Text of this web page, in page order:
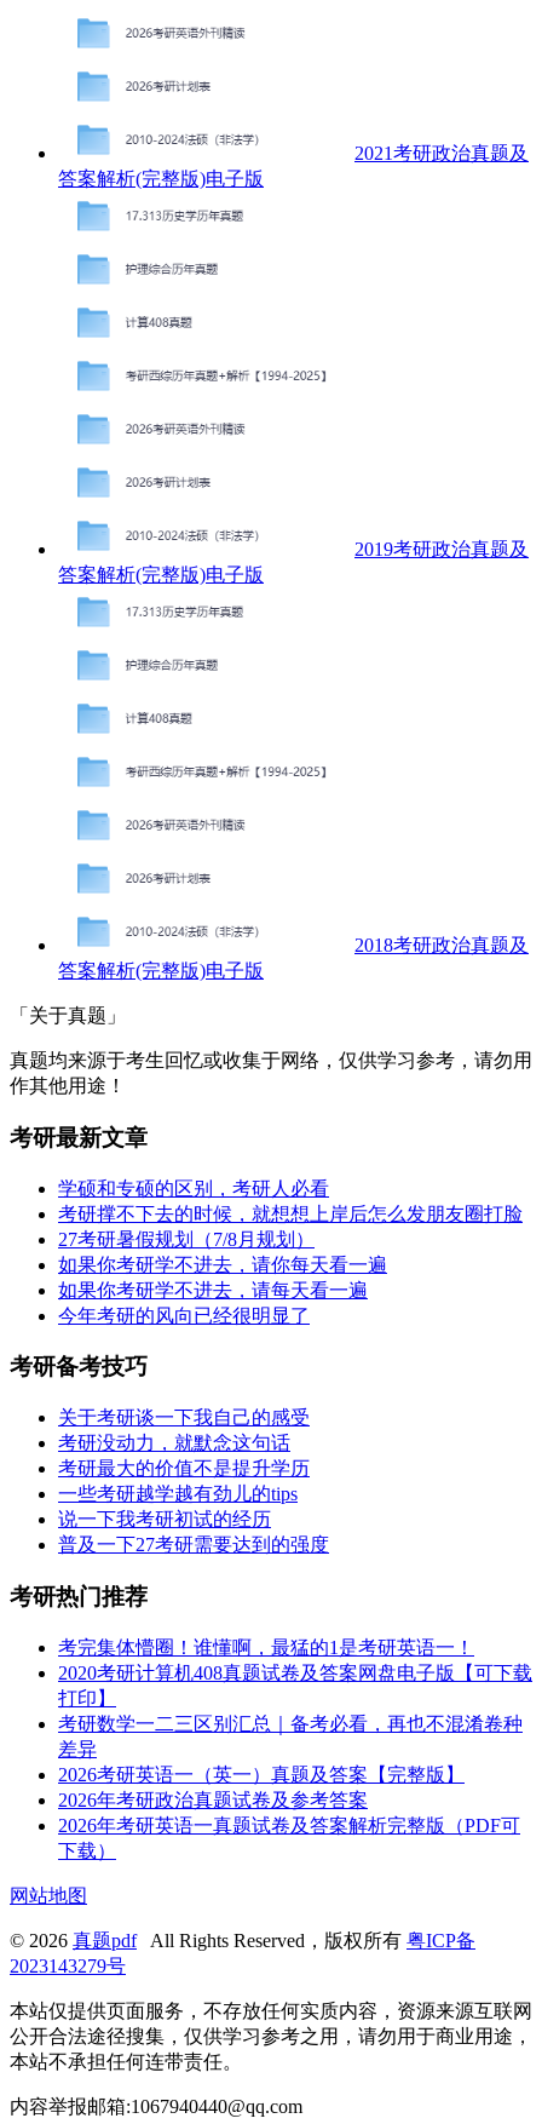
2021考研政治真题及
答案解析(完整版)电子版
2019考研政治真题及
答案解析(完整版)电子版
2018考研政治真题及
答案解析(完整版)电子版
「关于真题」
真题均来源于考生回忆或收集于网络，仅供学习参考，请勿用
作其他用途！
考研最新文章
学硕和专硕的区别，考研人必看
考研撑不下去的时候，就想想上岸后怎么发朋友圈打脸
27考研暑假规划（7/8月规划）
如果你考研学不进去，请你每天看一遍
如果你考研学不进去，请每天看一遍
今年考研的风向已经很明显了
考研备考技巧
关于考研谈一下我自己的感受
考研没动力，就默念这句话
考研最大的价值不是提升学历
一些考研越学越有劲儿的tips
说一下我考研初试的经历
普及一下27考研需要达到的强度
考研热门推荐
考完集体懵圈！谁懂啊，最猛的1是考研英语一！
2020考研计算机408真题试卷及答案网盘电子版【可下载
打印】
考研数学一二三区别汇总｜备考必看，再也不混淆卷种
差异
2026考研英语一（英一）真题及答案【完整版】
2026年考研政治真题试卷及参考答案
2026年考研英语一真题试卷及答案解析完整版（PDF可
下载）
网站地图
© 2026 真题pdfAll Rights Reserved，版权所有 粤ICP备
2023143279号
本站仅提供页面服务，不存放任何实质内容，资源来源互联网
公开合法途径搜集，仅供学习参考之用，请勿用于商业用途，
本站不承担任何连带责任。
内容举报邮箱:1067940440@qq.com